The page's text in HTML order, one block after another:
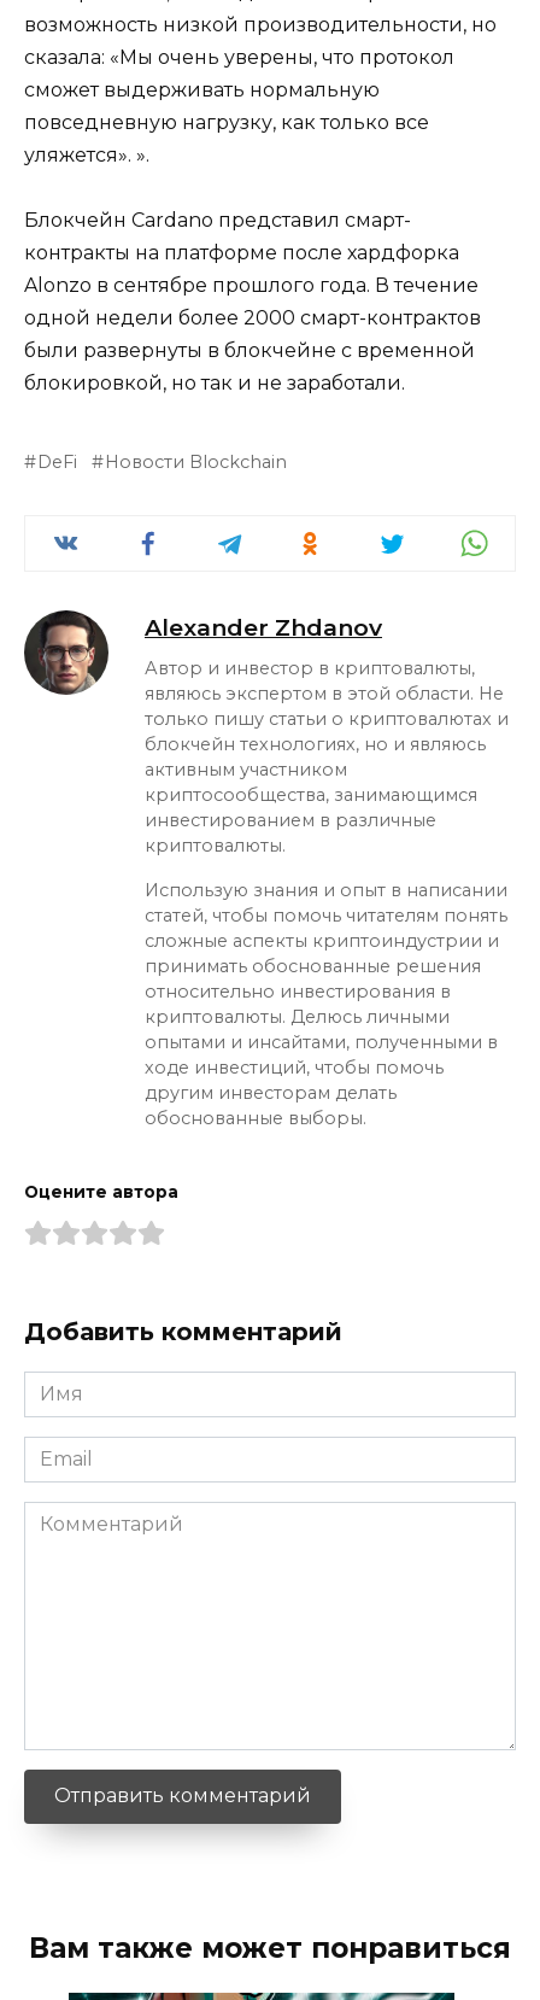
возможность низкой производительности, но
сказала: «Мы очень уверены, что протокол
сможет выдерживать нормальную
повседневную нагрузку, как только все
уляжется». ».
Блокчейн Cardano представил смарт-
контракты на платформе после хардфорка
Alonzo в сентябре прошлого года. В течение
одной недели более 2000 смарт-контрактов
были развернуты в блокчейне с временной
блокировкой, но так и не заработали.
DeFi Новости Blockchain
Alexander Zhdanov
Автор и инвестор в криптовалюты,
являюсь экспертом в этой области. Не
только пишу статьи о криптовалютах и
блокчейн технологиях, но и являюсь
активным участником
криптосообщества, занимающимся
инвестированием в различные
криптовалюты.
Использую знания и опыт в написании
статей, чтобы помочь читателям понять
сложные аспекты криптоиндустрии и
принимать обоснованные решения
относительно инвестирования в
криптовалюты. Делюсь личными
опытами и инсайтами, полученными в
ходе инвестиций, чтобы помочь
другим инвесторам делать
обоснованные выборы.
Оцените автора
Добавить комментарий
Имя
*
Email
*
Комментарий
Вам также может понравиться